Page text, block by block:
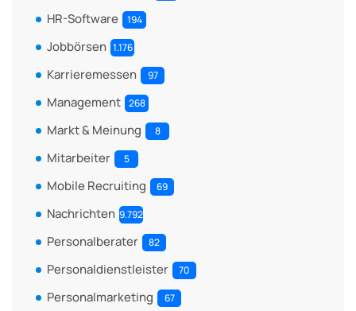
HR-Software 194
Jobbörsen 1.176
Karrieremessen 97
Management 268
Markt & Meinung 8
Mitarbeiter 5
Mobile Recruiting 69
Nachrichten 9.792
Personalberater 82
Personaldienstleister 70
Personalmarketing 67